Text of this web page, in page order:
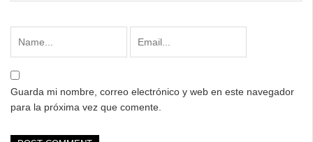
Guarda mi nombre, correo electrónico y web en este navegador
para la próxima vez que comente.